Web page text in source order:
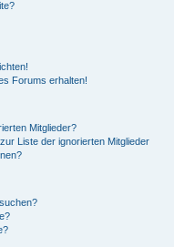
Forums erhalten!
Mitglieder?
Liste der ignorierten Mitglieder